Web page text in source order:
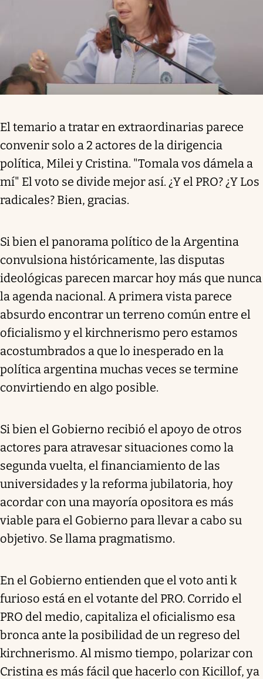
El temario a tratar en extraordinarias parece
convenir solo a 2 actores de la dirigencia
política, Milei y Cristina. "Tomala vos dámela a
mí" El voto se divide mejor así. ¿Y el PRO? ¿Y Los
radicales? Bien, gracias.
Si bien el panorama político de la Argentina
convulsiona históricamente, las disputas
ideológicas parecen marcar hoy más que nunca
la agenda nacional. A primera vista parece
absurdo encontrar un terreno común entre el
oficialismo y el kirchnerismo pero estamos
acostumbrados a que lo inesperado en la
política argentina muchas veces se termine
convirtiendo en algo posible.
Si bien el Gobierno recibió el apoyo de otros
actores para atravesar situaciones como la
segunda vuelta, el financiamiento de las
universidades y la reforma jubilatoria, hoy
acordar con una mayoría opositora es más
viable para el Gobierno para llevar a cabo su
objetivo. Se llama pragmatismo.
En el Gobierno entienden que el voto anti k
furioso está en el votante del PRO. Corrido el
PRO del medio, capitaliza el oficialismo esa
bronca ante la posibilidad de un regreso del
kirchnerismo. Al mismo tiempo, polarizar con
Cristina es más fácil que hacerlo con Kicillof, ya